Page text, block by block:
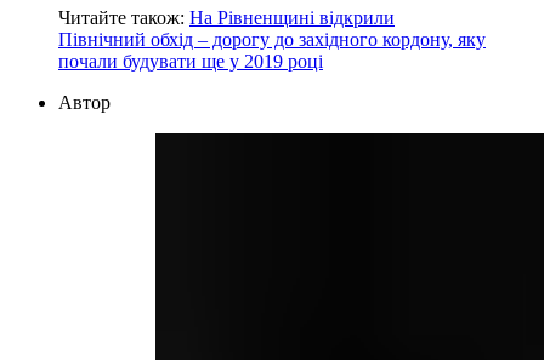
Читайте також: На Рівненщині відкрили
Північний обхід – дорогу до західного кордону, яку
почали будувати ще у 2019 році
Автор